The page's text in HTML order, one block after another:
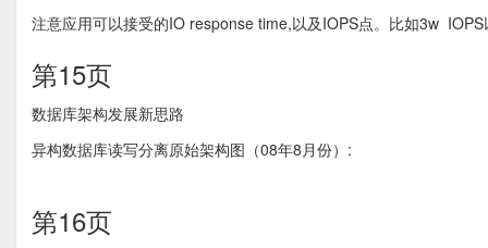
注意应用可以接受的IO response time,以及IOPS点。比如3w
第15页
数据库架构发展新思路
异构数据库读写分离原始架构图（08年8月份）:
第16页